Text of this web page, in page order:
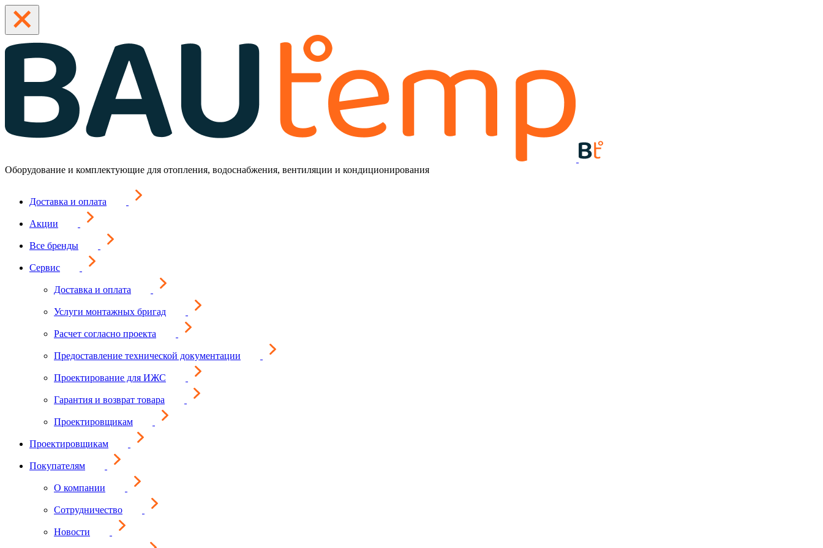
Оборудование и комплектующие для отопления, водоснабжения, вентиляции и кондиционирования
Доставка и оплата
Акции
Все бренды
Сервис
Доставка и оплата
Услуги монтажных бригад
Расчет согласно проекта
Предоставление технической документации
Проектирование для ИЖС
Гарантия и возврат товара
Проектировщикам
Проектировщикам
Покупателям
О компании
Сотрудничество
Новости